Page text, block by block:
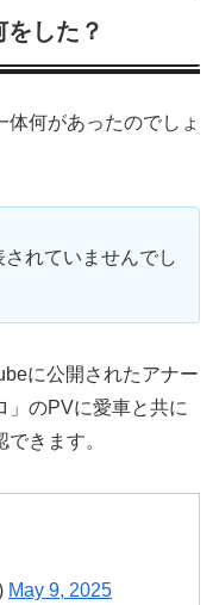
した？
何があったのでしょ
れていませんでし
に公開されたアナー
」のPVに愛車と共に
きます。
May 9, 2025